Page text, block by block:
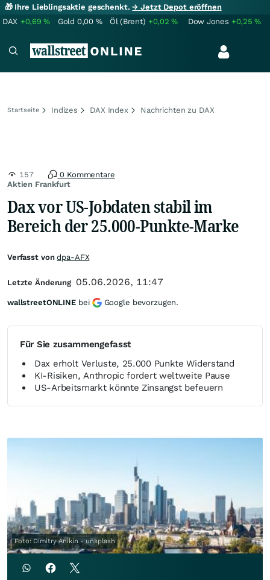
🎁 Ihre Lieblingsaktie geschenkt.→ Jetzt Depot eröffnen
DAX +0,69% Gold 0,00 % Öl (Brent) +0,02% Dow Jones +0,25%
Startseite Indizes DAX Index Nachrichten zu DAX
Aktien Frankfurt
157 0 Kommentare
Dax vor US-Jobdaten stabil im
Bereich der 25.000-Punkte-Marke
Für Sie zusammengefasst
Dax erholt Verluste, 25.000 Punkte Widerstand
KI-Risiken, Anthropic fordert weltweite Pause
US-Arbeitsmarkt könnte Zinsangst befeuern
Foto: Dimitry Anikin - unsplash
Verfasst vondpa-AFX
Letzte Änderung 05.06.2026, 11:47
wallstreetONLINE bei Google bevorzugen.